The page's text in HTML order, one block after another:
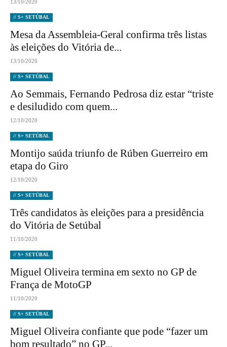
13/10/2020
// S+ SETÚBAL
Mesa da Assembleia-Geral confirma três listas
às eleições do Vitória de...
13/10/2020
// S+ SETÚBAL
Ao Semmais, Fernando Pedrosa diz estar “triste
e desiludido com quem...
12/10/2020
// S+ SETÚBAL
Montijo saúda triunfo de Rúben Guerreiro em
etapa do Giro
12/10/2020
// S+ SETÚBAL
Três candidatos às eleições para a presidência
do Vitória de Setúbal
11/10/2020
// S+ SETÚBAL
Miguel Oliveira termina em sexto no GP de
França de MotoGP
11/10/2020
// S+ SETÚBAL
Miguel Oliveira confiante que pode “fazer um
bom resultado” no GP...